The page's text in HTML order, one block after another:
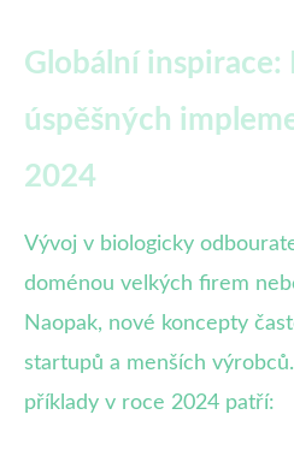
Globální inspirace:
úspěšných
2024
Vývoj v biologicky
doménou velkých firem
Naopak, nové koncepty
startupů a menších
příklady v roce 2024 patří: